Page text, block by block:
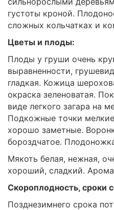
густоты кроной.
сложных кольчатках и
Цветы и плоды:
Плоды у груши очень
выравненности,
гладкая. Кожица
окраска зеленоватая.
виде легкого загара на
Подкожные точки
хорошо заметные.
бороздчатое.
Мякоть белая, нежная,
хороший, сладкий.
Скороплодность, сроки
Позднезимнего срока